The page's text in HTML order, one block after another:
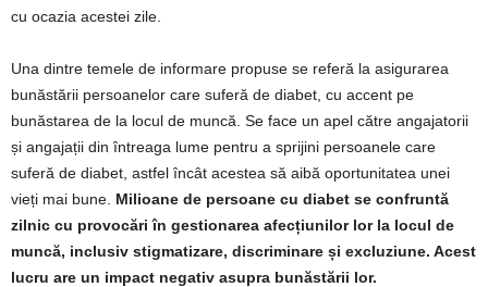
cu ocazia acestei zile.
Una dintre temele de informare propuse se referă la asigurarea
bunăstării persoanelor care suferă de diabet, cu accent pe
bunăstarea de la locul de muncă. Se face un apel către angajatorii
și angajații din întreaga lume pentru a sprijini persoanele care
suferă de diabet, astfel încât acestea să aibă oportunitatea unei
vieți mai bune. Milioane de persoane cu diabet se confruntă
zilnic cu provocări în gestionarea afecțiunilor lor la locul de
muncă, inclusiv stigmatizare, discriminare și excluziune. Acest
lucru are un impact negativ asupra bunăstării lor.